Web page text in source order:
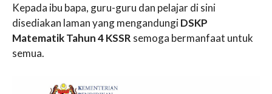
Kepada ibu bapa, guru-guru dan pelajar di sini
disediakan laman yang mengandungiDSKP
Matematik Tahun 4 KSSR semoga bermanfaat untuk
semua.